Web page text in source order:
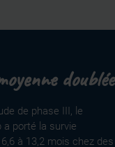
doublée
de phase III, le
a porté la survie
à 13,2 mois chez des